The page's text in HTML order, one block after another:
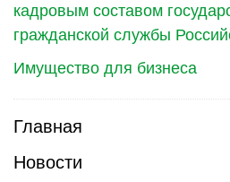
кадровым составом
гражданской службы
Имущество для бизнеса
Главная
Новости